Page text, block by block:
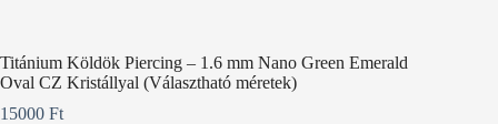
Titánium Köldök Piercing – 1.6 mm Nano Green Emerald
Oval CZ Kristállyal (Választható méretek)
15000 Ft